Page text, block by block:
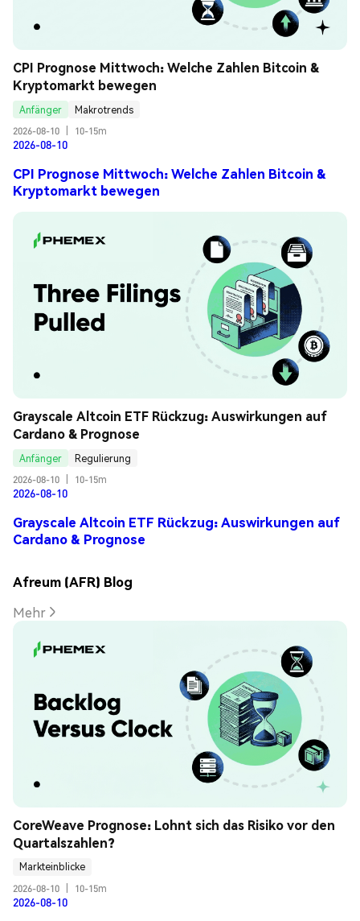
CPI Prognose Mittwoch: Welche Zahlen Bitcoin &
Kryptomarkt bewegen
Anfänger
Makrotrends
2026-08-10
10-15m
2026-08-10
CPI Prognose Mittwoch: Welche Zahlen Bitcoin &
Kryptomarkt bewegen
Grayscale Altcoin ETF Rückzug: Auswirkungen auf
Cardano & Prognose
Anfänger
Regulierung
2026-08-10
10-15m
2026-08-10
Grayscale Altcoin ETF Rückzug: Auswirkungen auf
Cardano & Prognose
Afreum (AFR) Blog
Mehr
CoreWeave Prognose: Lohnt sich das Risiko vor den
Quartalszahlen?
Markteinblicke
2026-08-10
10-15m
2026-08-10